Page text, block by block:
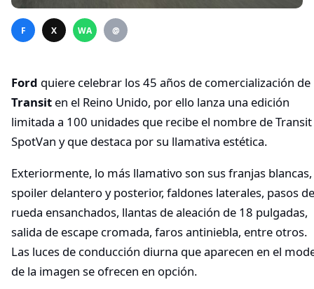
F X WA @
Ford quiere celebrar los 45 años de comercialización de
Transit en el Reino Unido, por ello lanza una edición
limitada a 100 unidades que recibe el nombre de Transit
SpotVan y que destaca por su llamativa estética.
Exteriormente, lo más llamativo son sus franjas blancas,
spoiler delantero y posterior, faldones laterales, pasos de
rueda ensanchados, llantas de aleación de 18 pulgadas,
salida de escape cromada, faros antiniebla, entre otros.
Las luces de conducción diurna que aparecen en el
de la imagen se ofrecen en opción.